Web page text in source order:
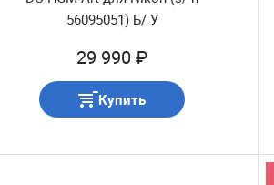
56095051) Б/ У
29 990 ₽
Купить